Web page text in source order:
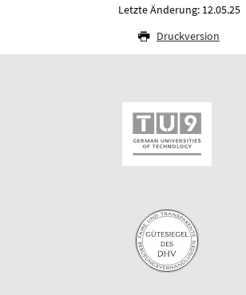
Letzte Änderung: 12.05.25
Druckversion